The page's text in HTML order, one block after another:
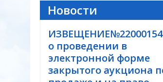
Новости
о проведении в
электронной форме
закрытого аукциона